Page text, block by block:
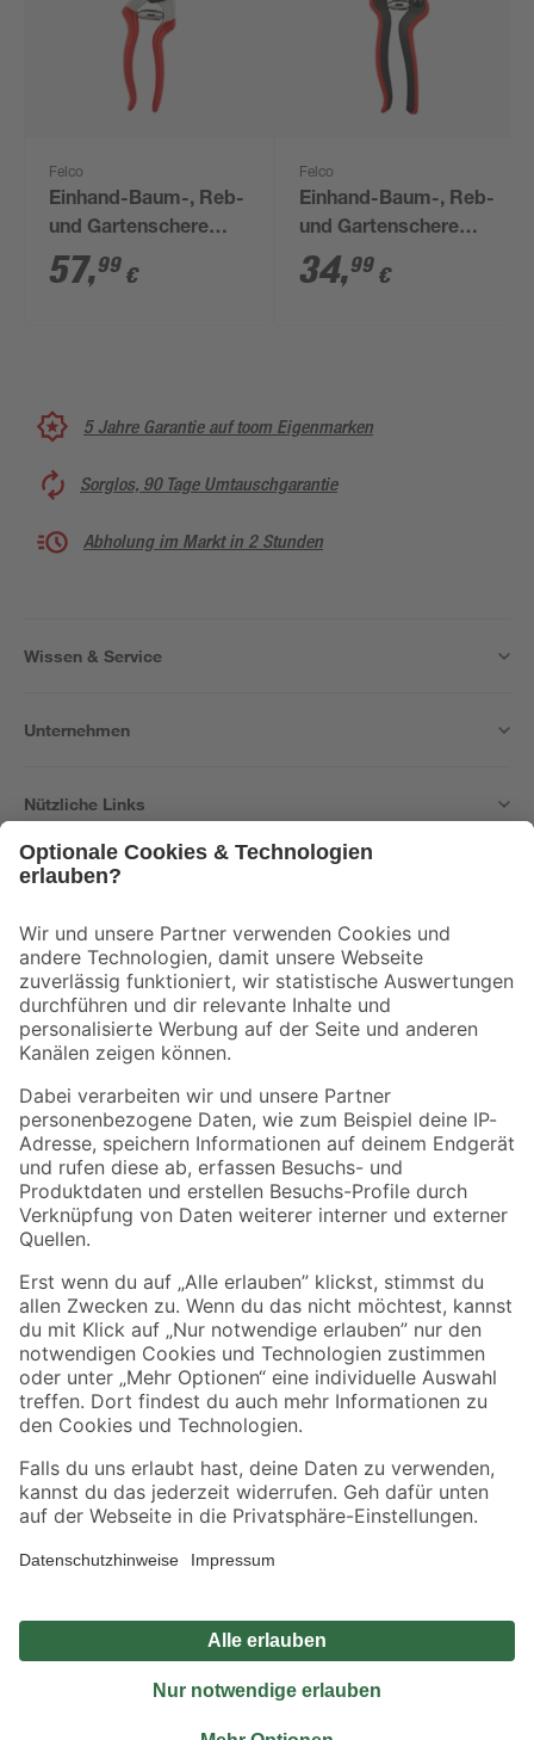
Felco
Einhand-Baum-, Reb-
und Gartenschere
'Felco 32' Amboss
57,99 €
Felco
Einhand-Baum-, Reb-
und Gartenschere
'Felco 160 S' Bypass
34,99 €
5 Jahre Garantie auf toom Eigenmarken
Sorglos, 90 Tage Umtauschgarantie
Abholung im Markt in 2 Stunden
Wissen & Service
Unternehmen
Nützliche Links
Der toom Newsletter: Keine Angebote und Aktionen mehr verpassen!
Zur Newsletter Anmeldung
Folge uns
Zahlungsarten Versandarten
Sicher einkaufen
Jetzt die toom-App herunterladen
Alle Preisangaben in EUR inkl. gesetzl. MwSt.. Die dargestellten Angebote sind unter
Umständen nicht in allen Märkten verfügbar. Die angegebenen Verfügbarkeiten beziehen
Produkte nur solange der Vorrat reicht.
*Paketversand ab 59 € versandkostenfrei, gilt nicht für Artikel mit Speditionsversand, hier
Privatsphäre Impressum
Nutzungsbedingungen
Widerrufsrecht
Vertrag widerrufen